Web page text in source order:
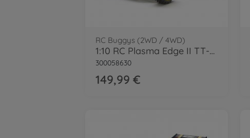
RC Buggys (2WD / 4WD)
1:10 RC Plasma Edge II TT-02B 4WD
300058630
149,99 €